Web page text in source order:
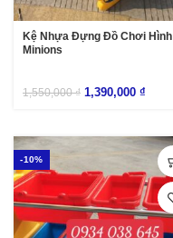
Kệ Nhựa Đựng Đồ Chơi Hình
Minions
1,550,000₫ 1,390,000 ₫
-10%